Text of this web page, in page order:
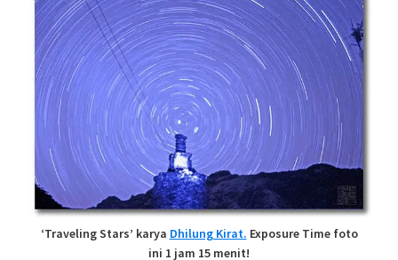
‘Traveling Stars’ karya Dhilung Kirat. Exposure Time foto
ini 1 jam 15 menit!